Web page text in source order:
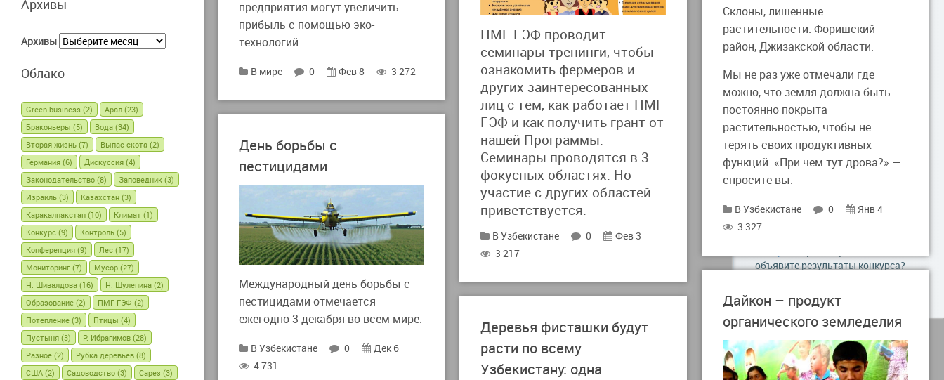
Архивы
Архивы
Облако
Green business (2) Арал (23)
Браконьеры (5) Вода (34)
Вторая жизнь (7) Выпас скота (2)
Германия (6) Дискуссия (4)
Законодательство (8) Заповедник (3)
Израиль (3) Казахстан (3)
Каракалпакстан (10) Климат (1)
Конкурс (9) Контроль (5)
Конференция (9) Лес (17)
Мониторинг (7) Мусор (27)
Н. Шивалдова (16) Н. Шулепина (2)
Образование (2) ПМГ ГЭФ (2)
Потепление (3) Птицы (4)
Пустыня (3) Р. Ибрагимов (28)
Разное (2) Рубка деревьев (8)
США (2) Садоводство (3) Сарез (3)
общества: http://strategy.rf.gd
strateg: Все подобные расчёты
имеют достаточно большую
загрязнении воздуха, то оно...
махаллаларига келиб бу сортларни
халк тилида реклама килиш керак
бунинг учун...
рустам ибрагимов : Куда смотрит
Госкомэкологии Республики
бездействуют? Ведь в Положении
о...
объявите результаты конкурса?
предприятия могут увеличить
прибыль с помощью эко-
технологий.
В мире 0 Фев 8 3 272
ПМГ ГЭФ проводит
семинары-тренинги, чтобы
ознакомить фермеров и
других заинтересованных
лиц с тем, как работает ПМГ
ГЭФ и как получить грант от
нашей Программы.
Семинары проводятся в 3
фокусных областях. Но
участие с других областей
приветствуется.
В Узбекистане 0
Фев 3
3 217
Склоны, лишённые
растительности. Форишский
район, Джизакской области.
Мы не раз уже отмечали где
можно, что земля должна быть
постоянно покрыта
растительностью, чтобы не
терять своих продуктивных
функций. «При чём тут дрова?» —
спросите вы.
В Узбекистане 0
Янв 4
3 327
День борьбы с
пестицидами
Международный день борьбы с
пестицидами отмечается
ежегодно 3 декабря во всем мире.
В Узбекистане 0
Дек 6
4 731
Дайкон – продукт
органического земледелия
Деревья фисташки будут
расти по всему
Узбекистану: одна